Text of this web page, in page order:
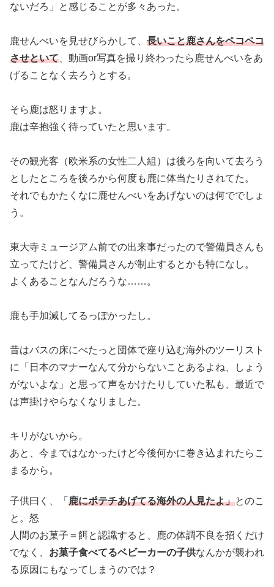
ないだろ」と感じることが多々あった。
鹿せんべいを見せびらかして、 長いこと鹿さんをペコペコ
させといて 、動画or写真を撮り終わったら鹿せんべいをあ
げることなく去ろうとする。
そら鹿は怒りますよ。
鹿は辛抱強く待っていたと思います。
その観光客（欧米系の女性二人組）は後ろを向いて去ろう
としたところを後ろから何度も鹿に体当たりされてた。
それでもかたくなに鹿せんべいをあげないのは何ででしょ
う。
東大寺ミュージアム前での出来事だったので警備員さんも
立ってたけど、警備員さんが制止するとかも特になし。
よくあることなんだろうな……。
鹿も手加減してるっぽかったし。
昔はバスの床にべたっと団体で座り込む海外のツーリスト
に「日本のマナーなんて分からないことあるよね、しょう
がないよな」と思って声をかけたりしていた私も、最近で
は声掛けやらなくなりました。
キリがないから。
あと、今まではなかったけど今後何かに巻き込まれたらこ
まるから。
子供曰く、「 鹿にポテチあげてる海外の人見たよ」とのこ
と。怒
人間のお菓子＝餌と認識すると、鹿の体調不良を招くだけ
でなく、 お菓子食べてるベビーカーの子供なんかが襲われ
る原因にもなってしまうのでは？